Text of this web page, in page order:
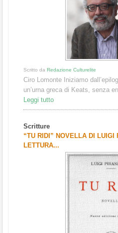
Scritto da Redazione Culturelite
Ciro Lomonte Iniziamo
un’urna greca di Keats, senza
Leggi tutto
Scritture
“TU RIDI” NOVELLA DI LUIGI
LETTURA...